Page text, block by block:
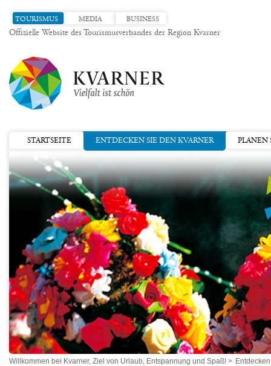
TOURISMUS MEDIA BUSINESS
Offizielle Website des Tourismusverbandes der Region Kvarner
STARTSEITE ENTDECKEN SIE DEN KVARNER PLANEN
Willkommen bei Kvarner, Ziel von Urlaub, Entspannung und Spaß! >